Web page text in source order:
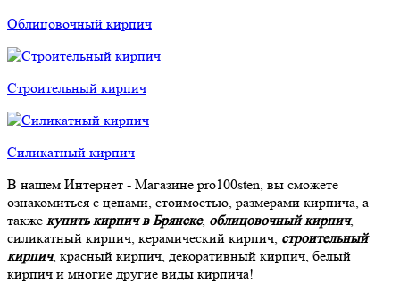
Облицовочный кирпич
Строительный кирпич
Силикатный кирпич
В нашем Интернет - Магазине pro100sten, вы сможете
ознакомиться с ценами, стоимостью, размерами кирпича, а
также купить кирпич в Брянске, облицовочный кирпич,
силикатный кирпич, керамический кирпич, строительный
кирпич, красный кирпич, декоративный кирпич, белый
кирпич и многие другие виды кирпича!